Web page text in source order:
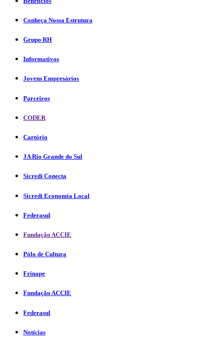
Conheça Nossa Estrutura
Grupo RH
Informativos
Jovens Empresários
Parceiros
CODER
Cartório
JA Rio Grande do Sul
Sicredi Conecta
Sicredi Economia Local
Federasul
Fundação ACCIE
Pólo de Cultura
Frinape
Fundação ACCIE
Federasul
Notícias